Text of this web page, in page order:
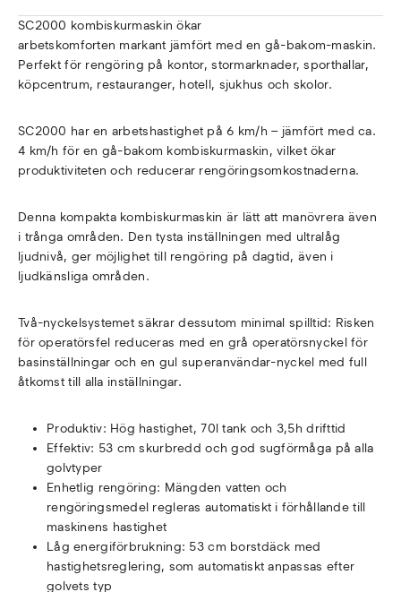
SC2000 kombiskurmaskin ökar
arbetskomforten markant jämfört med en gå-bakom-maskin.
Perfekt för rengöring på kontor, stormarknader, sporthallar,
köpcentrum, restauranger, hotell, sjukhus och skolor.
SC2000 har en arbetshastighet på 6 km/h – jämfört med ca.
4 km/h för en gå-bakom kombiskurmaskin, vilket ökar
produktiviteten och reducerar rengöringsomkostnaderna.
Denna kompakta kombiskurmaskin är lätt att manövrera även
i trånga områden. Den tysta inställningen med ultralåg
ljudnivå, ger möjlighet till rengöring på dagtid, även i
ljudkänsliga områden.
Två-nyckelsystemet säkrar dessutom minimal spilltid: Risken
för operatörsfel reduceras med en grå operatörsnyckel för
basinställningar och en gul superanvändar-nyckel med full
åtkomst till alla inställningar.
Produktiv: Hög hastighet, 70l tank och 3,5h drifttid
Effektiv: 53 cm skurbredd och god sugförmåga på alla
golvtyper
Enhetlig rengöring: Mängden vatten och
rengöringsmedel regleras automatiskt i förhållande till
maskinens hastighet
Låg energiförbrukning: 53 cm borstdäck med
hastighetsreglering, som automatiskt anpassas efter
golvets typ